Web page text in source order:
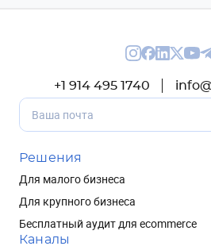
+1 914 495 1740
Решения
Для малого бизнеса
Для крупного бизнеса
Бесплатный аудит для ecommerce
Каналы